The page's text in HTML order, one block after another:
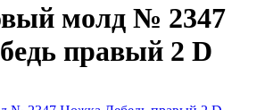
молд № 2347
правый 2 D